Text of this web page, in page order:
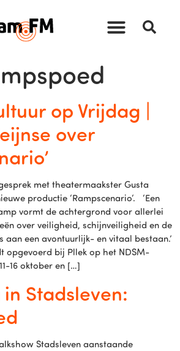
op Vrijdag |
over
met theatermaakster Gusta
productie ‘Rampscenario‘. ‘Een
vormt de achtergrond voor allerlei
over veiligheid, schijnveiligheid en de
aan een avontuurlijk- en vitaal bestaan.’
opgevoerd bij Pllek op het NDSM-
16 oktober en […]
Stadsleven:
Stadsleven aanstaande